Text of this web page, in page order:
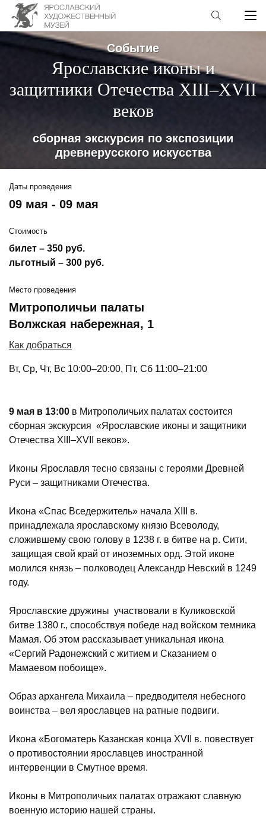
Событие
Ярославские иконы и
защитники Отечества XIII–XVII
веков
сборная экскурсия по экспозиции
древнерусского искусства
9 мая в 13:00 в Митрополичьих палатах состоится
сборная экскурсия «Ярославские иконы и защитники
Отечества XIII–XVII веков».
Иконы Ярославля тесно связаны с героями Древней
Руси – защитниками Отечества.
Икона «Спас Вседержитель» начала XIII в.
принадлежала ярославскому князю Всеволоду,
сложившему свою голову в 1238 г. в битве на р. Сити,
защищая свой край от иноземных орд. Этой иконе
молился князь – полководец Александр Невский в 1249
году.
Ярославские дружины участвовали в Куликовской
битве 1380 г., способствуя победе над войском темника
Мамая. Об этом рассказывает уникальная икона
«Сергий Радонежский с житием и Сказанием о
Мамаевом побоище».
Образ архангела Михаила – предводителя небесного
воинства – вел ярославцев на ратные подвиги.
Икона «Богоматерь Казанская конца XVII в. повествует
о противостоянии ярославцев иностранной
интервенции в Смутное время.
Иконы в Митрополичьих палатах отражают славную
военную историю нашей страны.
Даты проведения
09 мая - 09 мая
Стоимость
билет – 350 руб.
льготный – 300 руб.
Место проведения
Митрополичьи палаты
Волжская набережная, 1
Как добраться
Вт, Ср, Чт, Вс 10:00–20:00, Пт, Сб 11:00–21:00